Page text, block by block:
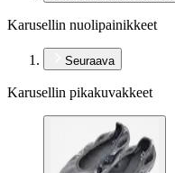
Karusellin nuolipainikkeet
Seuraava
Karusellin pikakuvakkeet